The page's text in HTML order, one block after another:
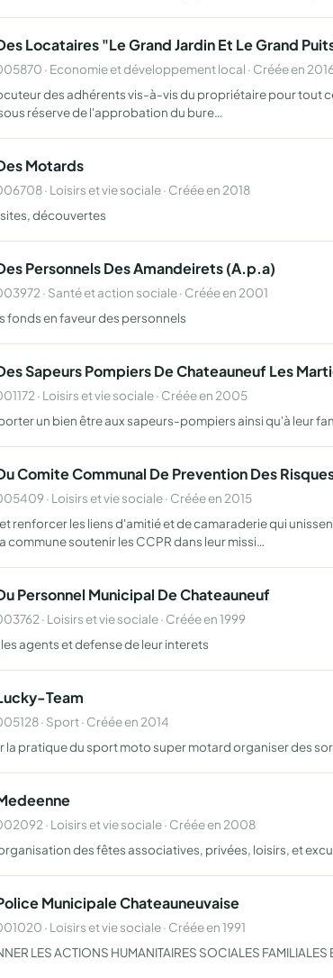
Locataires "Le Grand Jardin Et Le Grand
· Economie et développement local · Créée en
des adhérents vis-à-vis du propriétaire pour tout
réserve de l'approbation du bure…
Motards
· Loisirs et vie sociale · Créée en 2018
découvertes
Personnels Des Amandeirets (A.p.a)
· Santé et action sociale · Créée en 2001
fonds en faveur des personnels
Sapeurs Pompiers De Chateauneuf Les
· Loisirs et vie sociale · Créée en 2005
un bien être aux sapeurs-pompiers ainsi qu'à leur
Comite Communal De Prevention Des
· Loisirs et vie sociale · Créée en 2015
renforcer les liens d'amitié et de camaraderie qui
commune soutenir les CCPR dans leur missi…
Personnel Municipal De Chateauneuf
· Loisirs et vie sociale · Créée en 1999
agents et defense de leur interets
Team
· Sport · Créée en 2014
la pratique du sport moto super motard organiser des
· Loisirs et vie sociale · Créée en 2008
des fêtes associatives, privées, loisirs, et
Municipale Chateauneuvaise
· Loisirs et vie sociale · Créée en 1991
LES ACTIONS HUMANITAIRES SOCIALES FAMILIALES